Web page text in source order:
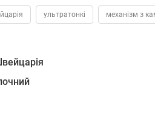
ультратонкі механізм з